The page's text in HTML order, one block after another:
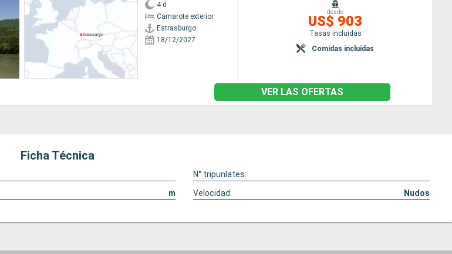
4 d
Camarote exterior
Estrasburgo
18/12/2027
desde
US$ 903
Tasas incluidas
Comidas incluidas
VER LAS OFERTAS
Ficha Técnica
N° tripunlates:
m Velocidad: Nudos